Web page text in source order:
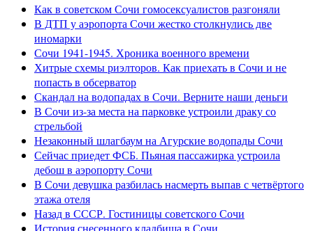
Как в советском Сочи гомосексуалистов разгоняли
В ДТП у аэропорта Сочи жестко столкнулись две
иномарки
Сочи 1941-1945. Хроника военного времени
Хитрые схемы риэлторов. Как приехать в Сочи и не
попасть в обсерватор
Скандал на водопадах в Сочи. Верните наши деньги
В Сочи из-за места на парковке устроили драку со
стрельбой
Незаконный шлагбаум на Агурские водопады Сочи
Сейчас приедет ФСБ. Пьяная пассажирка устроила
дебош в аэропорту Сочи
В Сочи девушка разбилась насмерть выпав с четвёртого
этажа отеля
Назад в СССР. Гостиницы советского Сочи
История снесенного кладбища в Сочи